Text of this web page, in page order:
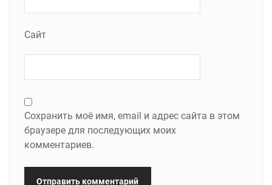
Сайт
Сохранить моё имя, email и адрес сайта в этом
браузере для последующих моих
комментариев.